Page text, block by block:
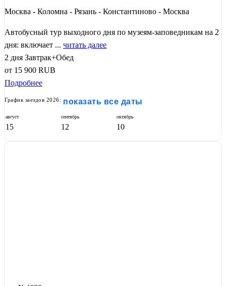
Москва - Коломна - Рязань - Константиново - Москва
Автобусный тур выходного дня по музеям-заповедникам на 2
дня: включает ... читать далее
2 дня Завтрак+Обед
от 15 900 RUB
Подробнее
График заездов 2026: показать все даты
август
15
сентябрь
12
октябрь
10